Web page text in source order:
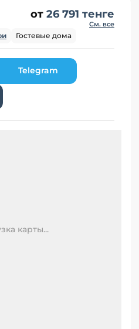
от 26 791 тенге
См. все
Гостевые дома
Telegram
карты...